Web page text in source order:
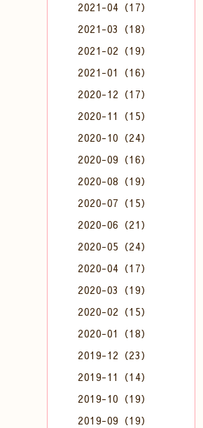
2021-04（17）
2021-03（18）
2021-02（19）
2021-01（16）
2020-12（17）
2020-11（15）
2020-10（24）
2020-09（16）
2020-08（19）
2020-07（15）
2020-06（21）
2020-05（24）
2020-04（17）
2020-03（19）
2020-02（15）
2020-01（18）
2019-12（23）
2019-11（14）
2019-10（19）
2019-09（19）